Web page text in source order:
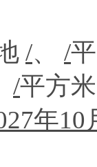
/、 /
/平方
年10